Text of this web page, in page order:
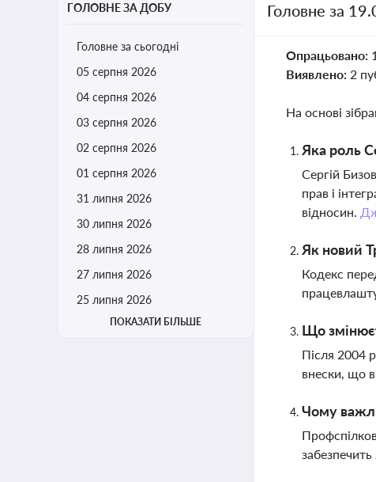
ГОЛОВНЕ ЗА ДОБУ
Головне за сьогодні
05 серпня 2026
04 серпня 2026
03 серпня 2026
02 серпня 2026
01 серпня 2026
31 липня 2026
30 липня 2026
28 липня 2026
27 липня 2026
25 липня 2026
ПОКАЗАТИ БІЛЬШЕ
Головне за
Опрацьовано:
Виявлено: 2
На основі
Яка роль
Сергій
прав і
відносин.
Як новий
Кодекс
Що
Після 2004
внески, що
Чому